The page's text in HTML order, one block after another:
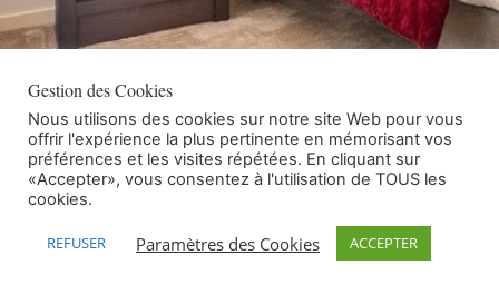
Accueil/Hôtel
Hôtel Le Mottaret – Méribel
Gestion des Cookies
Nous utilisons des cookies sur notre site Web pour vous
offrir l'expérience la plus pertinente en mémorisant vos
préférences et les visites répétées. En cliquant sur
«Accepter», vous consentez à l'utilisation de TOUS les
cookies.
REFUSER Paramètres des Cookies ACCEPTER